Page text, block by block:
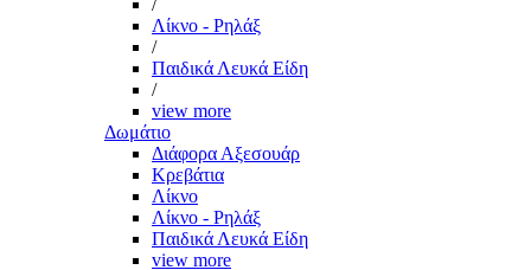
/
Λίκνο - Ρηλάξ
/
Παιδικά Λευκά Είδη
/
view more
Δωμάτιο
Διάφορα Αξεσουάρ
Κρεβάτια
Λίκνο
Λίκνο - Ρηλάξ
Παιδικά Λευκά Είδη
view more